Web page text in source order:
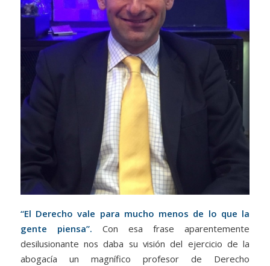
“El Derecho vale para mucho menos de lo que la
gente piensa”. Con esa frase aparentemente
desilusionante nos daba su visión del ejercicio de la
abogacía un magnífico profesor de Derecho